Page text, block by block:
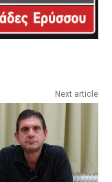
Next article